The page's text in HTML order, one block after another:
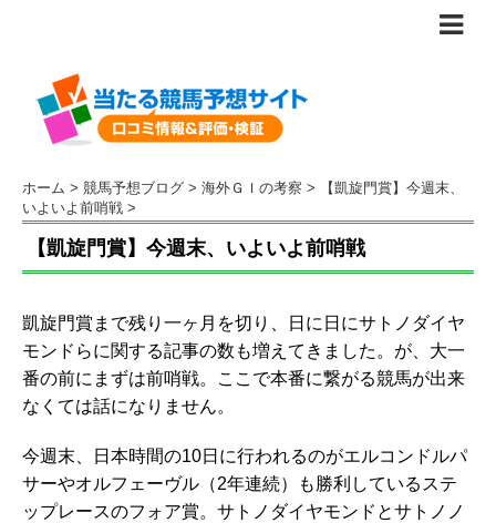
ホーム > 競馬予想ブログ > 海外ＧＩの考察 >
【凱旋門賞】今週末、
いよいよ前哨戦 >
【凱旋門賞】今週末、いよいよ前哨戦
凱旋門賞まで残り一ヶ月を切り、日に日にサトノダイヤ
モンドらに関する記事の数も増えてきました。が、大一
番の前にまずは前哨戦。ここで本番に繋がる競馬が出来
なくては話になりません。
今週末、日本時間の10日に行われるのがエルコンドルパ
サーやオルフェーヴル（2年連続）も勝利しているステ
ップレースのフォア賞。サトノダイヤモンドとサトノノ